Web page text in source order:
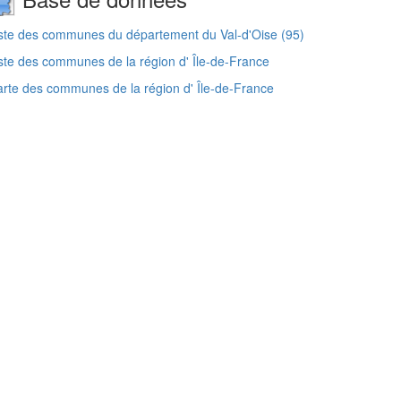
des communes du département du Val-d'Oise (95)
des communes de la région d' Île-de-France
des communes de la région d' Île-de-France